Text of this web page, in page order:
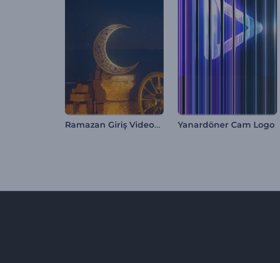
Ramazan Giriş Videosu Yanardöner Cam Logo